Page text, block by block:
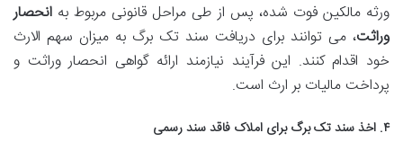
ورثه مالکین فوت شده، پس از طی مراحل قانونی مربوط به انحصار
وراثت، می توانند برای دریافت سند تک برگ به میزان سهم الارث
خود اقدام کنند. این فرآیند نیازمند ارائه گواهی انحصار وراثت و
پرداخت مالیات بر ارث است.
۴. اخذ سند تک برگ برای املاک فاقد سند رسمی